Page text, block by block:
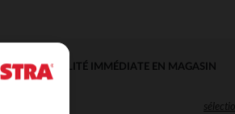
DISPONIBILITÉ IMMÉDIATE EN MAGASIN